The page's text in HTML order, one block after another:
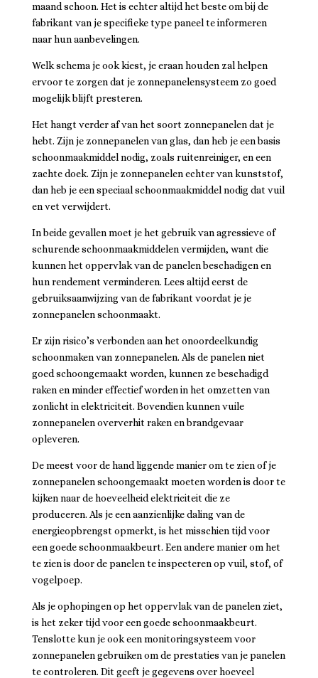
maand schoon. Het is echter altijd het beste om bij de
fabrikant van je specifieke type paneel te informeren
naar hun aanbevelingen.
Welk schema je ook kiest, je eraan houden zal helpen
ervoor te zorgen dat je zonnepanelensysteem zo goed
mogelijk blijft presteren.
Het hangt verder af van het soort zonnepanelen dat je
hebt. Zijn je zonnepanelen van glas, dan heb je een basis
schoonmaakmiddel nodig, zoals ruitenreiniger, en een
zachte doek. Zijn je zonnepanelen echter van kunststof,
dan heb je een speciaal schoonmaakmiddel nodig dat vuil
en vet verwijdert.
In beide gevallen moet je het gebruik van agressieve of
schurende schoonmaakmiddelen vermijden, want die
kunnen het oppervlak van de panelen beschadigen en
hun rendement verminderen. Lees altijd eerst de
gebruiksaanwijzing van de fabrikant voordat je je
zonnepanelen schoonmaakt.
Er zijn risico’s verbonden aan het onoordeelkundig
schoonmaken van zonnepanelen. Als de panelen niet
goed schoongemaakt worden, kunnen ze beschadigd
raken en minder effectief worden in het omzetten van
zonlicht in elektriciteit. Bovendien kunnen vuile
zonnepanelen oververhit raken en brandgevaar
opleveren.
De meest voor de hand liggende manier om te zien of je
zonnepanelen schoongemaakt moeten worden is door te
kijken naar de hoeveelheid elektriciteit die ze
produceren. Als je een aanzienlijke daling van de
energieopbrengst opmerkt, is het misschien tijd voor
een goede schoonmaakbeurt. Een andere manier om het
te zien is door de panelen te inspecteren op vuil, stof, of
vogelpoep.
Als je ophopingen op het oppervlak van de panelen ziet,
is het zeker tijd voor een goede schoonmaakbeurt.
Tenslotte kun je ook een monitoringsysteem voor
zonnepanelen gebruiken om de prestaties van je panelen
te controleren. Dit geeft je gegevens over hoeveel